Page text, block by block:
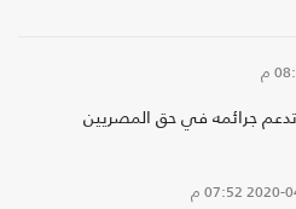
م
جرائمه في حق المصريين
07:52 م